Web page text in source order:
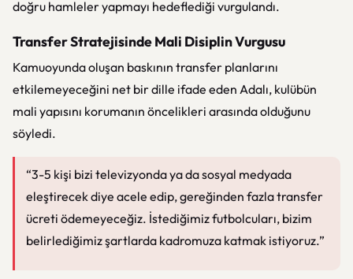
doğru hamleler yapmayı hedeflediği vurgulandı.
Transfer Stratejisinde Mali Disiplin Vurgusu
Kamuoyunda oluşan baskının transfer planlarını
etkilemeyeceğini net bir dille ifade eden Adalı, kulübün
mali yapısını korumanın öncelikleri arasında olduğunu
söyledi.
“3-5 kişi bizi televizyonda ya da sosyal medyada
eleştirecek diye acele edip, gereğinden fazla transfer
ücreti ödemeyeceğiz. İstediğimiz futbolcuları, bizim
belirlediğimiz şartlarda kadromuza katmak istiyoruz.”